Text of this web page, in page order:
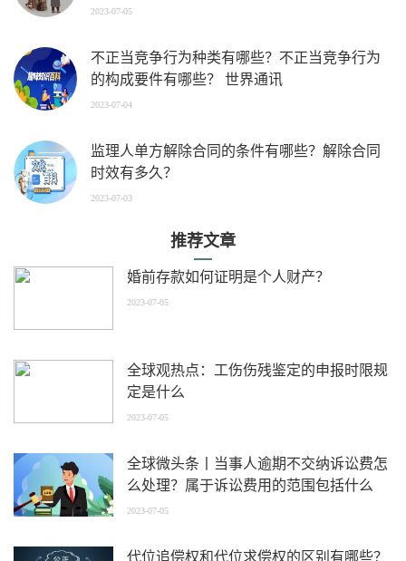
2023-07-05
不正当竞争行为种类有哪些？不正当竞争行为
的构成要件有哪些？ 世界通讯
2023-07-04
监理人单方解除合同的条件有哪些？解除合同
时效有多久？
2023-07-03
推荐文章
婚前存款如何证明是个人财产？
2023-07-05
全球观热点：工伤伤残鉴定的申报时限规
定是什么
2023-07-05
全球微头条丨当事人逾期不交纳诉讼费怎
么处理？属于诉讼费用的范围包括什么
2023-07-05
代位追偿权和代位求偿权的区别有哪些？